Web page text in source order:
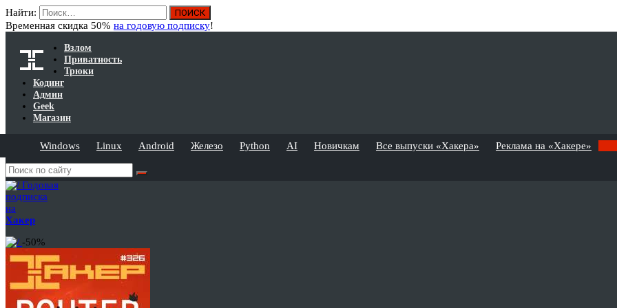
Найти:
Временная скидка 50% на годовую подписку!
Взлом
Приватность
Трюки
Кодинг
Админ
Geek
Магазин
Windows Linux Android Железо Python AI Новичкам Все выпуски «Хакера» Реклама на «Хакере»
Годовая
подписка
на
Хакер
-50%